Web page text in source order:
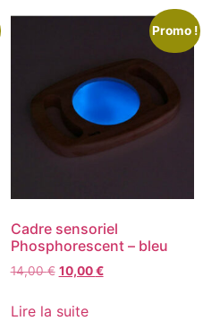
Promo !
Cadre sensoriel
Phosphorescent – bleu
14,00€ 10,00€
Lire la suite